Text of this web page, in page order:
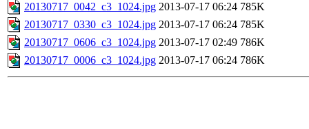
20130717_0042_c3_1024.jpg 2013-07-17 06:24 785K
20130717_0330_c3_1024.jpg 2013-07-17 06:24 785K
20130717_0606_c3_1024.jpg 2013-07-17 02:49 786K
20130717_0006_c3_1024.jpg 2013-07-17 06:24 786K